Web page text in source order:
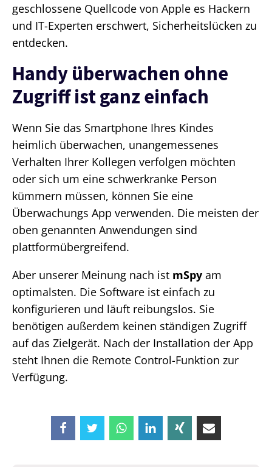
geschlossene Quellcode von Apple es Hackern
und IT-Experten erschwert, Sicherheitslücken zu
entdecken.
Handy überwachen ohne
Zugriff ist ganz einfach
Wenn Sie das Smartphone Ihres Kindes
heimlich überwachen, unangemessenes
Verhalten Ihrer Kollegen verfolgen möchten
oder sich um eine schwerkranke Person
kümmern müssen, können Sie eine
Überwachungs App verwenden. Die meisten der
oben genannten Anwendungen sind
plattformübergreifend.
Aber unserer Meinung nach ist mSpy am
optimalsten. Die Software ist einfach zu
konfigurieren und läuft reibungslos. Sie
benötigen außerdem keinen ständigen Zugriff
auf das Zielgerät. Nach der Installation der App
steht Ihnen die Remote Control-Funktion zur
Verfügung.